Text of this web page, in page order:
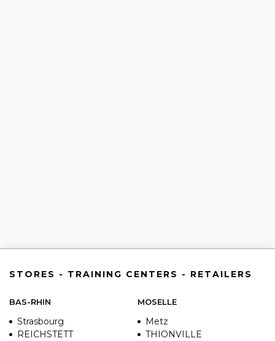
STORES - TRAINING CENTERS - RETAILERS
BAS-RHIN
Strasbourg
REICHSTETT
MOSELLE
Metz
THIONVILLE